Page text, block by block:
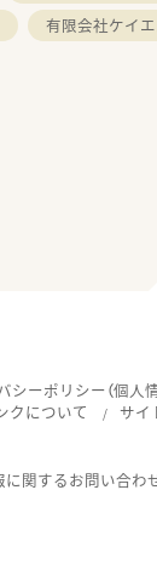
有限会社ケイ
シーポリシー（個人
クについて
サイ
に関するお問い合わ